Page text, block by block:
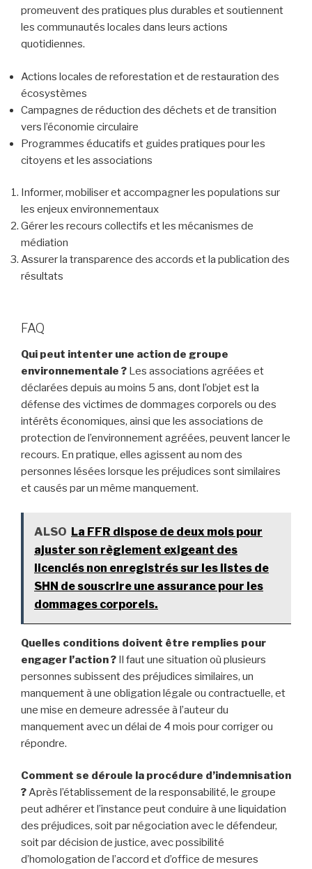
promeuvent des pratiques plus durables et soutiennent
les communautés locales dans leurs actions
quotidiennes.
Actions locales de reforestation et de restauration des
écosystèmes
Campagnes de réduction des déchets et de transition
vers l’économie circulaire
Programmes éducatifs et guides pratiques pour les
citoyens et les associations
Informer, mobiliser et accompagner les populations sur
les enjeux environnementaux
Gérer les recours collectifs et les mécanismes de
médiation
Assurer la transparence des accords et la publication des
résultats
FAQ
Qui peut intenter une action de groupe
environnementale ? Les associations agréées et
déclarées depuis au moins 5 ans, dont l’objet est la
défense des victimes de dommages corporels ou des
intérêts économiques, ainsi que les associations de
protection de l’environnement agréées, peuvent lancer le
recours. En pratique, elles agissent au nom des
personnes lésées lorsque les préjudices sont similaires
et causés par un même manquement.
ALSO La FFR dispose de deux mois pour
ajuster son règlement exigeant des
licenciés non enregistrés sur les listes de
SHN de souscrire une assurance pour les
dommages corporels.
Quelles conditions doivent être remplies pour
engager l’action ? Il faut une situation où plusieurs
personnes subissent des préjudices similaires, un
manquement à une obligation légale ou contractuelle, et
une mise en demeure adressée à l’auteur du
manquement avec un délai de 4 mois pour corriger ou
répondre.
Comment se déroule la procédure d’indemnisation
?Après l’établissement de la responsabilité, le groupe
peut adhérer et l’instance peut conduire à une liquidation
des préjudices, soit par négociation avec le défendeur,
soit par décision de justice, avec possibilité
d’homologation de l’accord et d’office de mesures